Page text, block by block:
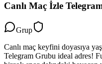
Canlı Maç İzle
Grup
Canlı maç keyfini doyasıya
Telegram Grubu ideal adres!